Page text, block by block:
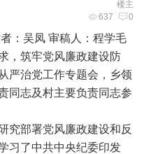
楼主
637 0
：吴凤 审稿人：程学毛
，筑牢党风廉政建设防
严治党工作专题会，乡领
同志及村主要负责同志参
究部署党风廉政建设和反
习了中共中央纪委印发